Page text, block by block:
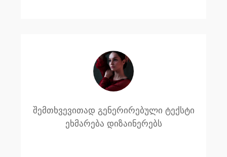
შემთხვევითად გენერირებული ტექსტი
ეხმარება დიზაინერებს